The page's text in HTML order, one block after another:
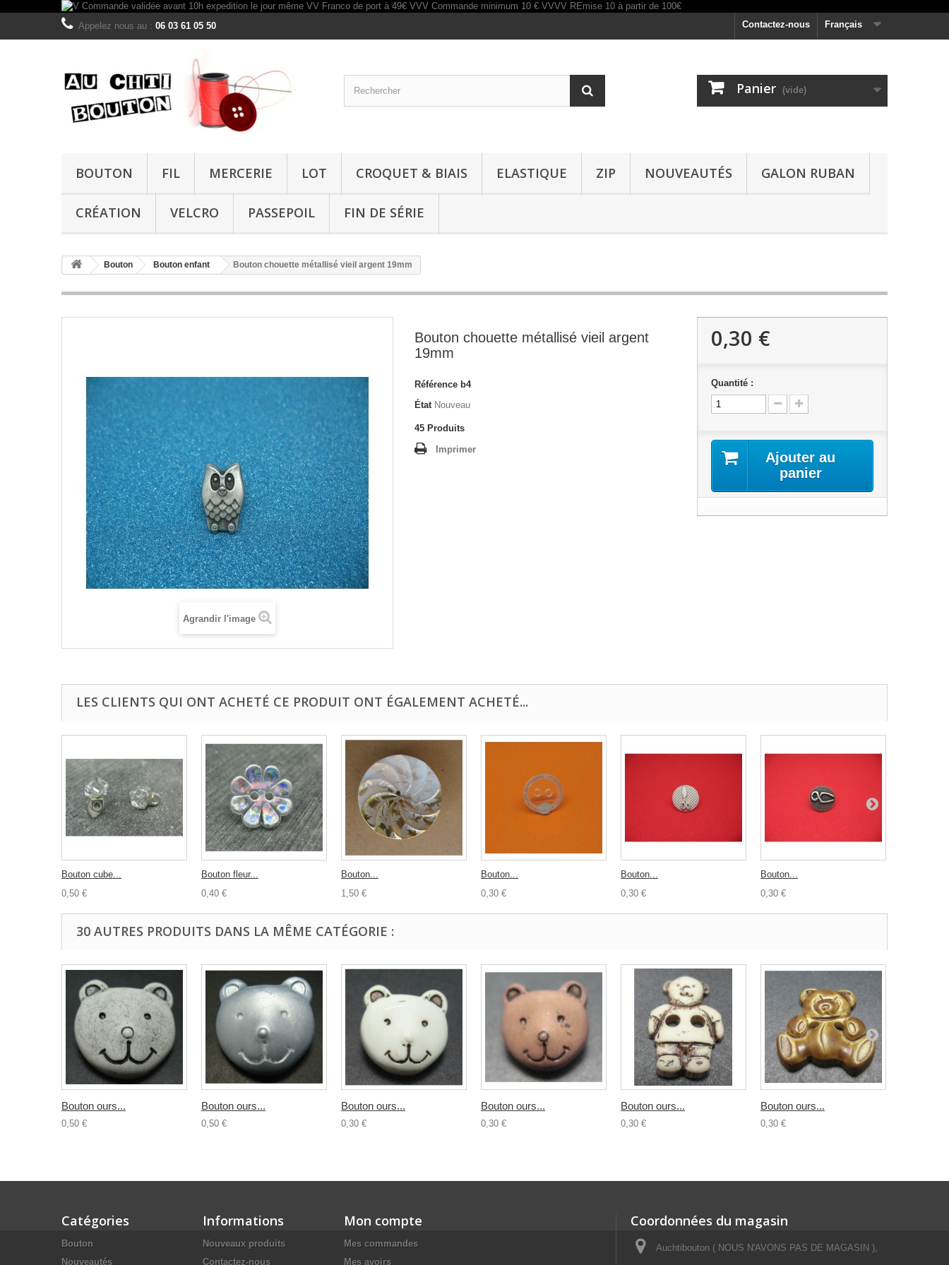
Français
Contactez-nous
Appelez nous au : 06 03 61 05 50
Panier (vide)
BOUTON FIL MERCERIE LOT CROQUET & BIAIS ELASTIQUE ZIP NOUVEAUTÉS GALON RUBAN
CRÉATION VELCRO PASSEPOIL FIN DE SÉRIE
Bouton Bouton enfant Bouton chouette métallisé vieil argent 19mm
Agrandir l'image
Bouton chouette métallisé vieil argent
19mm
Référence b4
État Nouveau
45 Produits
Imprimer
0,30 €
Quantité :
Ajouter au
panier
LES CLIENTS QUI ONT ACHETÉ CE PRODUIT ONT ÉGALEMENT ACHETÉ...
Bouton cube...
0,50 €
Bouton fleur...
0,40 €
Bouton...
1,50 €
Bouton...
0,30 €
Bouton...
0,30 €
Bouton...
0,30 €
30 AUTRES PRODUITS DANS LA MÊME CATÉGORIE :
Bouton ours...
0,50 €
Bouton ours...
0,50 €
Bouton ours...
0,30 €
Bouton ours...
0,30 €
Bouton ours...
0,30 €
Bouton ours...
0,30 €
Catégories
Bouton
Nouveautés
Informations
Nouveaux produits
Contactez-nous
Mon compte
Mes commandes
Mes avoirs
Coordonnées du magasin
Auchtibouton ( NOUS N'AVONS PAS DE MAGASIN ),